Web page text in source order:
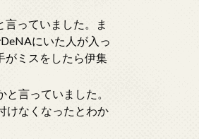
っていました。ま
にいた人が入っ
がミスをしたら伊集
言っていました。
けなくなったとわか